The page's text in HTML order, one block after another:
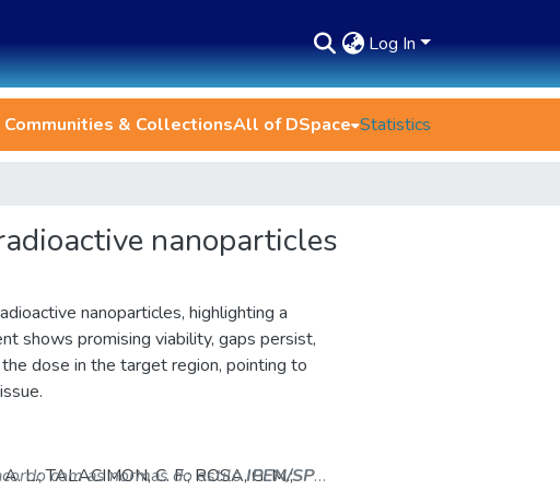
Log In
Communities & CollectionsAll of DSpace Statistics
nanoparticles
nanoparticles, highlighting a
shows promising viability, gaps persist,
dose in the target region, pointing to
L.; TALACIMON, C. F.; ROSA, G. M.;
com as normas do estiloIPEN/SP